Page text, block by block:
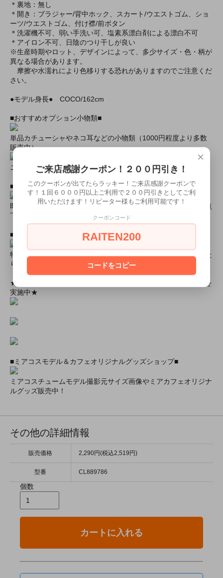
＊裏地：無し
＊開き：ブラジャー/背中ホック、スカート/ウエストゴム、ショ
ーツ/ウエストゴム、付け襟/前ボタン
＊洗濯機不可、弱い手洗い可、塩素系漂白剤による漂白不可
＊アイロン不可、日陰のつり干しが良い
※生産時期やロット、デザインによって、多少サイズ・色・柄が
異なる場合があります。
摩擦や水濡れにより色移りする恐れがありますのでご注意くだ
さい。
●モデル身長● COCO/162cm
■おすすめオプション小物類■
単品カチューシャやネコ耳などの小物類（1000円程度より多数
販売中）
ニーハイソックス、タイツなど（500円より多数販売中！）
■すぐに商品が欲しい！！という方■
即日配達商品一覧がございますので、よろしければそちらをご覧
下さいませ。
■とにかく安くて高品質な商品が欲しい！という方■
特別割引商品を掲載しています！最大８０％引きの商品もあった
りします！
★ミアカフェ・ミアリラではミアコス衣装を着用したイベントを
実施中★
■ミアコスモデル＆カフェオリジナルグッズショップ■
ミアコスチュームモデル撮影元サイズ画像やミアカフェオリジナ
ルグッズ販売中！
その他の詳細情報
販売価格 2,290円(税込2,519円)
型番 CL889786
個数
カートに入れる
×
ご来店感謝クーポン！２００円引き！
このクーポンが出てたらラッキー！ご来店感謝クーポンで
す！１回６０００円以上ご利用で２００円引きとしてご利
用いただけます！リピーター様もご利用可能です！
クーポンコード
RAITEN200
コードをコピー